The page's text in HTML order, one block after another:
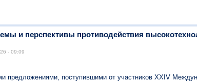
и перспективы противодействия
- 09:09
предложениями, поступившими от участников XXIV